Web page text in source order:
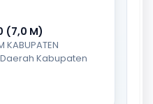
(7,0 M)
KABUPATEN
Daerah Kabupaten